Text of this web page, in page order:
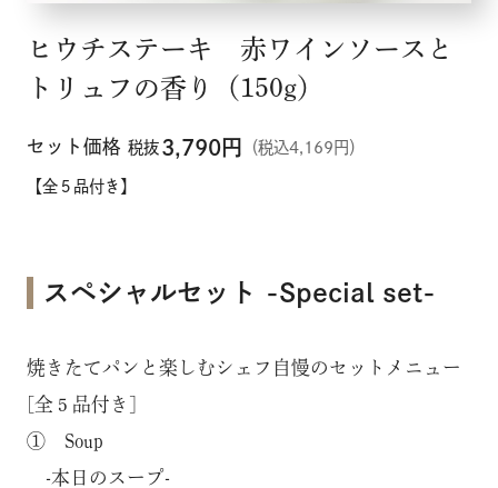
ヒウチステーキ 赤ワインソースと
トリュフの香り（150g）
セット価格 税抜 3,790円 （税込4,169円）
【全５品付き】
スペシャルセット -Special set-
焼きたてパンと楽しむシェフ自慢のセットメニュー
[全５品付き]
① Soup
-本日のスープ-